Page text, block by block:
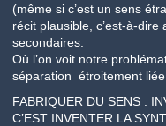
(même si c’est un sens
récit plausible, c’est-à-
secondaires.
Où l’on voit notre
séparation étroitement
FABRIQUER DU SENS :
C’EST INVENTER LA